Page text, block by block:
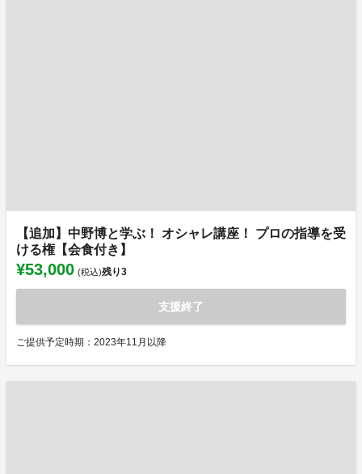
【追加】中野博と学ぶ！ オシャレ講座！ プロの指導を受
ける権【会食付き】
¥53,000 (税込)残り3
支援終了
ご提供予定時期：2023年11月以降